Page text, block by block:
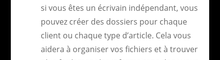
si vous êtes un écrivain indépendant, vous
pouvez créer des dossiers pour chaque
client ou chaque type d’article. Cela vous
aidera à organiser vos fichiers et à trouver